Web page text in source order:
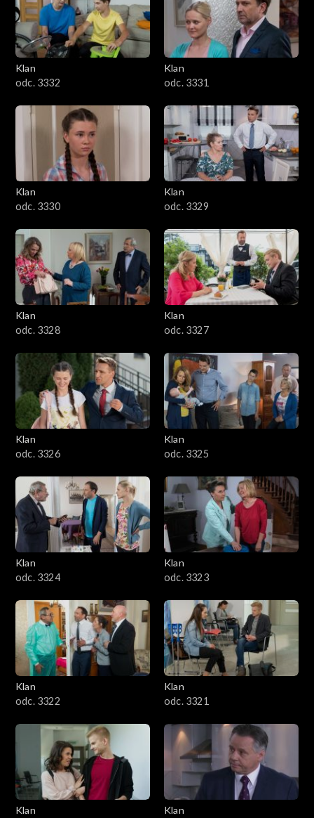
Klan
odc. 3332
Klan
odc. 3331
Klan
odc. 3330
Klan
odc. 3329
Klan
odc. 3328
Klan
odc. 3327
Klan
odc. 3326
Klan
odc. 3325
Klan
odc. 3324
Klan
odc. 3323
Klan
odc. 3322
Klan
odc. 3321
Klan
Klan